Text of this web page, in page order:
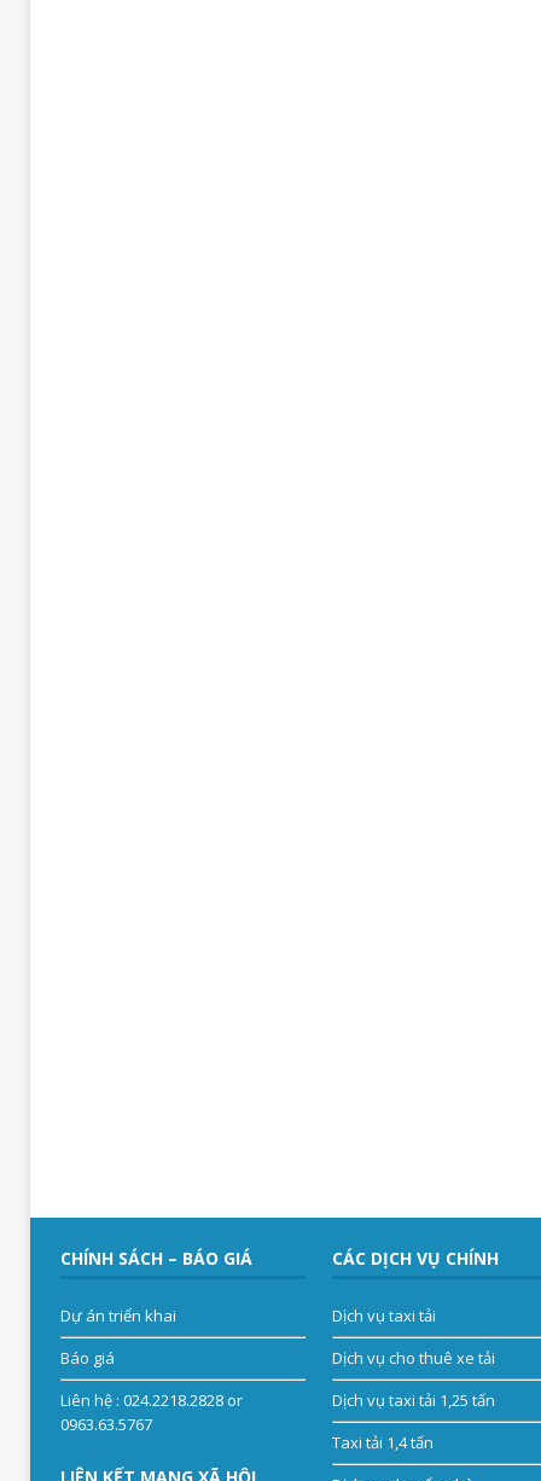
CHÍNH SÁCH – BÁO GIÁ
Dự án triển khai
Báo giá
Liên hệ: 024.2218.2828 or
0963.63.5767
CÁC DỊCH VỤ CHÍNH
Dịch vụ taxi tải
Dịch vụ cho thuê xe tải
Dịch vụ taxi tải 1,25 tấn
Taxi tải 1,4 tấn